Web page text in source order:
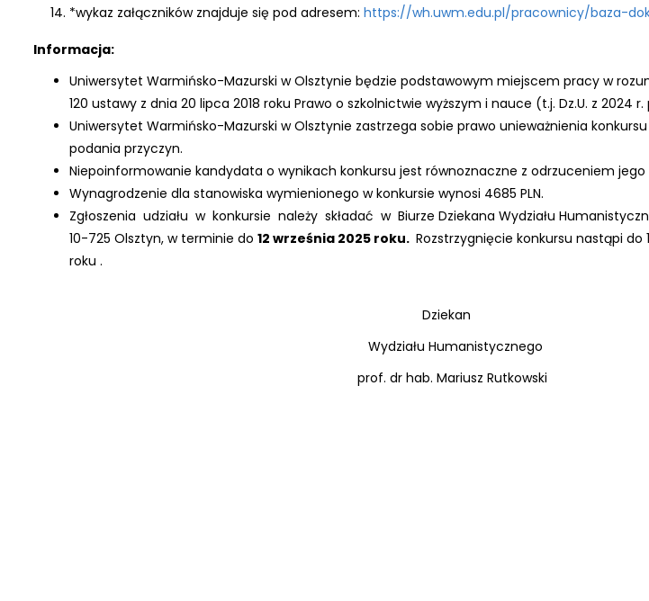
*wykaz załączników znajduje się pod adresem: https://wh.uwm.edu.pl/pracownicy/baza-
Informacja:
Uniwersytet Warmińsko-Mazurski w Olsztynie będzie podstawowym miejscem pracy w
120 ustawy z dnia 20 lipca 2018 roku Prawo o szkolnictwie wyższym i nauce (t.j. Dz.U. z 2024 r.
Uniwersytet Warmińsko-Mazurski w Olsztynie zastrzega sobie prawo unieważnienia
podania przyczyn.
Niepoinformowanie kandydata o wynikach konkursu jest równoznaczne z odrzuceniem
Wynagrodzenie dla stanowiska wymienionego w konkursie wynosi 4685 PLN.
Zgłoszenia udziału w konkursie należy składać w Biurze Dziekana Wydziału
10-725 Olsztyn, w terminie do 12 września 2025 roku. Rozstrzygnięcie konkursu nastąpi do
roku .
Dziekan
Wydziału Humanistycznego
prof. dr hab. Mariusz Rutkowski